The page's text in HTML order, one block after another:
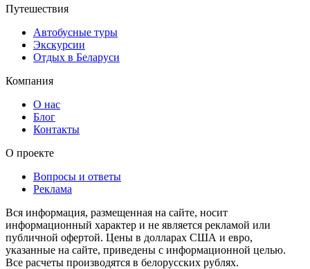
Путешествия
Автобусные туры
Экскурсии
Отдых в Беларуси
Компания
О нас
Блог
Контакты
О проекте
Вопросы и ответы
Реклама
Вся информация, размещенная на сайте, носит
информационный характер и не является рекламой или
публичной офертой. Цены в долларах США и евро,
указанные на сайте, приведены с информационной целью.
Все расчеты производятся в белорусских рублях.